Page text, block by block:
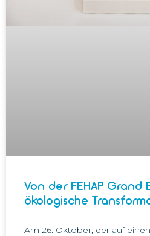
Von der FEHAP Grand
ökologische
Am 26. Oktober, der auf